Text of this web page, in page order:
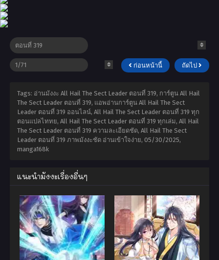
ก่อนหน้านี้ ถัดไป
Tags: อ่านมังงะ All Hail The Sect Leader ตอนที่ 319, การ์ตูน All Hail
The Sect Leader ตอนที่ 319, แอพอ่านการ์ตูน All Hail The Sect
Leader ตอนที่ 319 ออนไลน์, All Hail The Sect Leader ตอนที่ 319 ทุก
ตอนแปลไททย, All Hail The Sect Leader ตอนที่ 319 ทุกเล่ม, All Hail
The Sect Leader ตอนที่ 319 ความละเอียดชัด, All Hail The Sect
Leader ตอนที่ 319 ภาพมังงะชัด อ่านเข้าใจง่าย, 05/30/2025,
manga168k
แนะนำมังงะเรื่องอื่นๆ